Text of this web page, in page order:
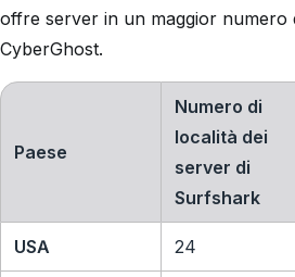
offre server in un maggior numero
CyberGhost.
Paese
Numero di
località dei
server di
Surfshark
USA 24